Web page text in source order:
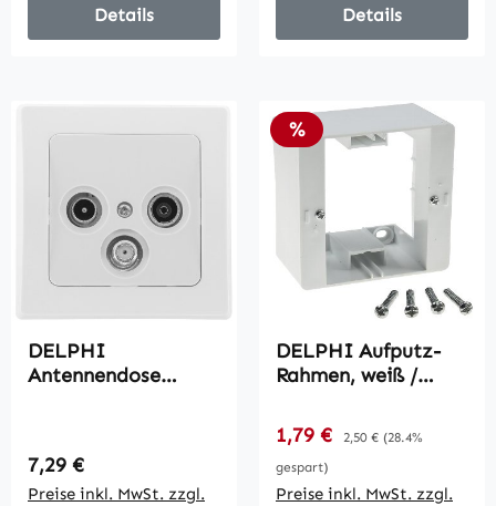
Details Details
DELPHI
Antennendose
Regulärer Preis:
7,29 €
Preise inkl. MwSt. zzgl.
Rabatt
%
DELPHI Aufputz-
Rahmen, weiß /
Montagebohrung
Verkaufspreis:
1,79 € Regulärer Preis:
2,50 € (28.4%
gespart)
Preise inkl. MwSt. zzgl.